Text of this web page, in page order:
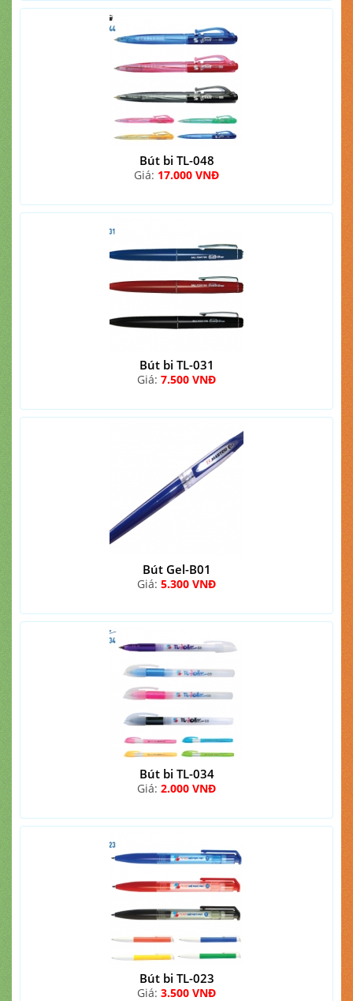
Bút bi TL-048
Giá: 17.000 VNĐ
Bút bi TL-031
Giá: 7.500 VNĐ
Bút Gel-B01
Giá: 5.300 VNĐ
Bút bi TL-034
Giá: 2.000 VNĐ
Bút bi TL-023
Giá: 3.500 VNĐ